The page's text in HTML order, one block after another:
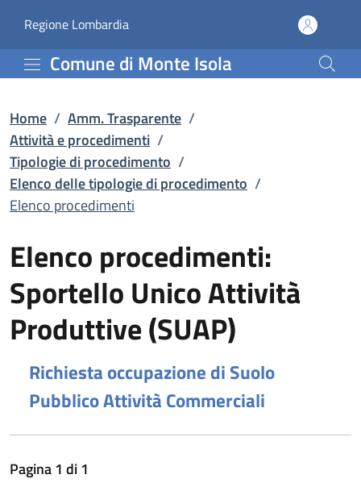
Elenco procedimenti |
Regione Lombardia(apre in un'altra scheda).
Comune di Monte Isola
Home / Amm. Trasparente /
Attività e procedimenti /
Tipologie di procedimento /
Elenco delle tipologie di procedimento /
Elenco procedimenti
Elenco procedimenti:
Sportello Unico Attività
Produttive (SUAP)
Richiesta occupazione di Suolo
Pubblico Attività Commerciali
Pagina1 di1